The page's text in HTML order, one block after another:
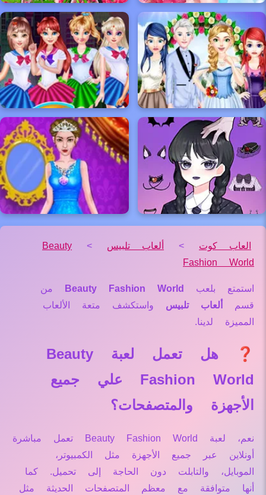
العاب كوت > ألعاب تلبيس >
Beauty
Fashion World
استمتع بلعب Beauty Fashion World من
قسم
ألعاب تلبيس واستكشف متعة الألعاب
المميزة لدينا.
❓ هل تعمل لعبة Beauty
Fashion World علي جميع
الأجهزة والمتصفحات؟
نعم، لعبة Beauty Fashion World تعمل مباشرة
أونلاين عبر جميع الأجهزة مثل الكمبيوتر،
الموبايل، والتابلت دون الحاجة إلى تحميل. كما
أنها متوافقة مع معظم المتصفحات الحديثة مثل